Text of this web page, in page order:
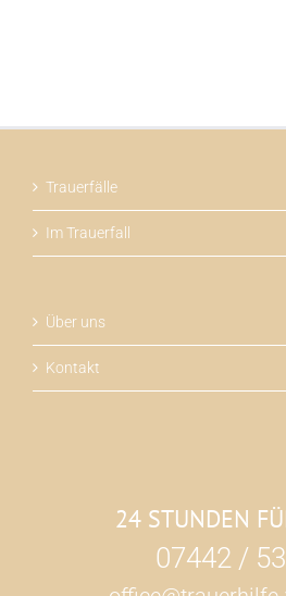
Trauerfälle
Im Trauerfall
Über uns
Kontakt
24 STUNDEN
07442 /